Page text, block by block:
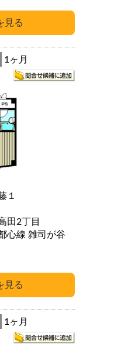
1ヶ月
１
田2丁目
心線 雑司が谷
1ヶ月